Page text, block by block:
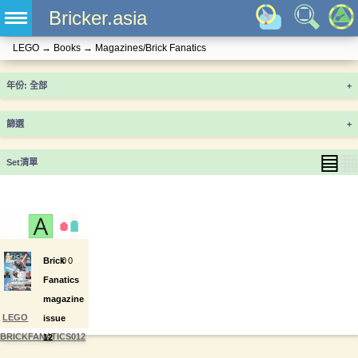
Bricker.asia
LEGO → Books → Magazines/Brick Fanatics
年份 +
篩選 +
Set清單 ▤
LEGO
BRICKFANATICS012
Brick
Fanatics
magazine
issue
12
00